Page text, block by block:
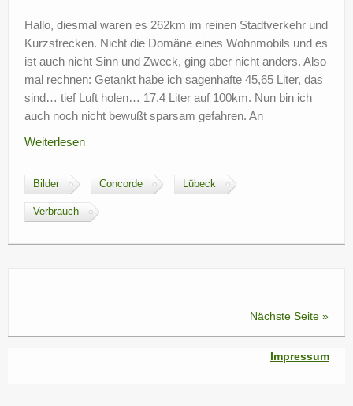
Hallo, diesmal waren es 262km im reinen Stadtverkehr und
Kurzstrecken. Nicht die Domäne eines Wohnmobils und es
ist auch nicht Sinn und Zweck, ging aber nicht anders. Also
mal rechnen: Getankt habe ich sagenhafte 45,65 Liter, das
sind… tief Luft holen… 17,4 Liter auf 100km. Nun bin ich
auch noch nicht bewußt sparsam gefahren. An
Weiterlesen
Bilder Concorde Lübeck
Verbrauch
Nächste Seite »
Impressum